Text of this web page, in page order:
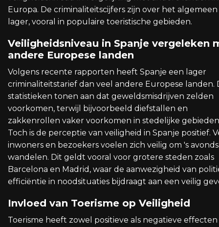
Europa. De criminaliteitscijfers zijn over het algemeen
lager, vooral in populaire toeristische gebieden.
Veiligheidsniveau in Spanje vergeleken
andere Europese landen
Volgens recente rapporten heeft Spanje een lager
criminaliteitstarief dan veel andere Europese landen.
statistieken tonen aan dat geweldsmisdrijven zelden
voorkomen, terwijl bijvoorbeeld diefstallen en
zakkenrollen vaker voorkomen in stedelijke
Toch is de perceptie van veiligheid in Spanje positief.
inwoners en bezoekers voelen zich veilig om 's
wandelen. Dit geldt vooral voor grotere steden zoals
Barcelona en Madrid, waar de aanwezigheid van
efficiëntie in noodsituaties bijdraagt aan een veilig
Invloed van Toerisme op Veiligheid
Toerisme heeft zowel positieve als negatieve